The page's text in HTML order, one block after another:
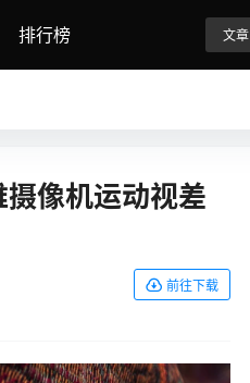
排行榜 文章
像机运动视差
前往下载